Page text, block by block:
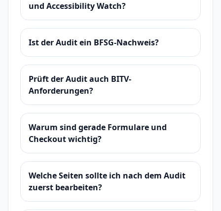
und Accessibility Watch?
Ist der Audit ein BFSG-Nachweis?
Prüft der Audit auch BITV-
Anforderungen?
Warum sind gerade Formulare und
Checkout wichtig?
Welche Seiten sollte ich nach dem Audit
zuerst bearbeiten?